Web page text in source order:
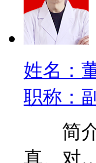
姓名：
职称：
简介
真。对